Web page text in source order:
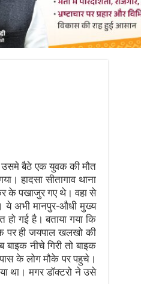
उसमे बैठे एक युवक की मौत
हादसा सीतागाव थाना
के पखाजुर गए थे। वहा से
ये अभी मानपुर-औधी मुख्य
हो गई है। बताया गया कि
पर ही जयपाल खलखो की
नीचे गिरी तो बाइक
के लोग मौके पर पहुचे।
था। मगर डॉक्टरो ने उसे